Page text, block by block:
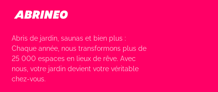
Abris de jardin, saunas et bien plus :
Chaque année, nous transformons plus de
25 000 espaces en lieux de rêve. Avec
nous, votre jardin devient votre véritable
chez-vous.